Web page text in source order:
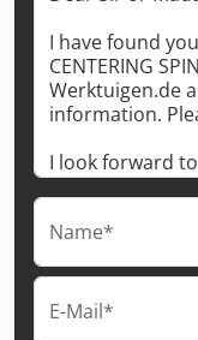
Name*
E-Mail*